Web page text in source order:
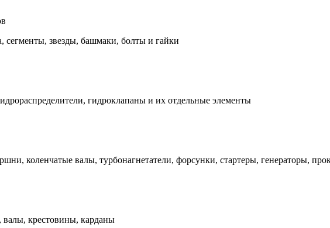
сегменты, звезды, башмаки, болты и гайки
гидроклапаны и их отдельные элементы
коленчатые валы, турбонагнетатели, форсунки, стартеры, генераторы,
валы, крестовины, карданы